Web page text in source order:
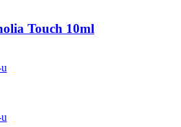
Touch 10ml